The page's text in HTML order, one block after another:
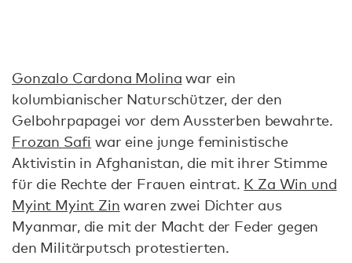
Gonzalo Cardona Molina war ein
kolumbianischer Naturschützer, der den
Gelbohrpapagei vor dem Aussterben bewahrte.
Frozan Safi war eine junge feministische
Aktivistin in Afghanistan, die mit ihrer Stimme
für die Rechte der Frauen eintrat. K Za Win und
Myint Myint Zin waren zwei Dichter aus
Myanmar, die mit der Macht der Feder gegen
den Militärputsch protestierten.